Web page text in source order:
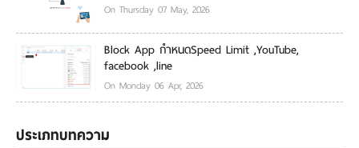
On Thursday 07 May, 2026
Block App กำหนดSpeed Limit ,YouTube,
facebook ,line
On Monday 06 Apr, 2026
ประเภทบทความ